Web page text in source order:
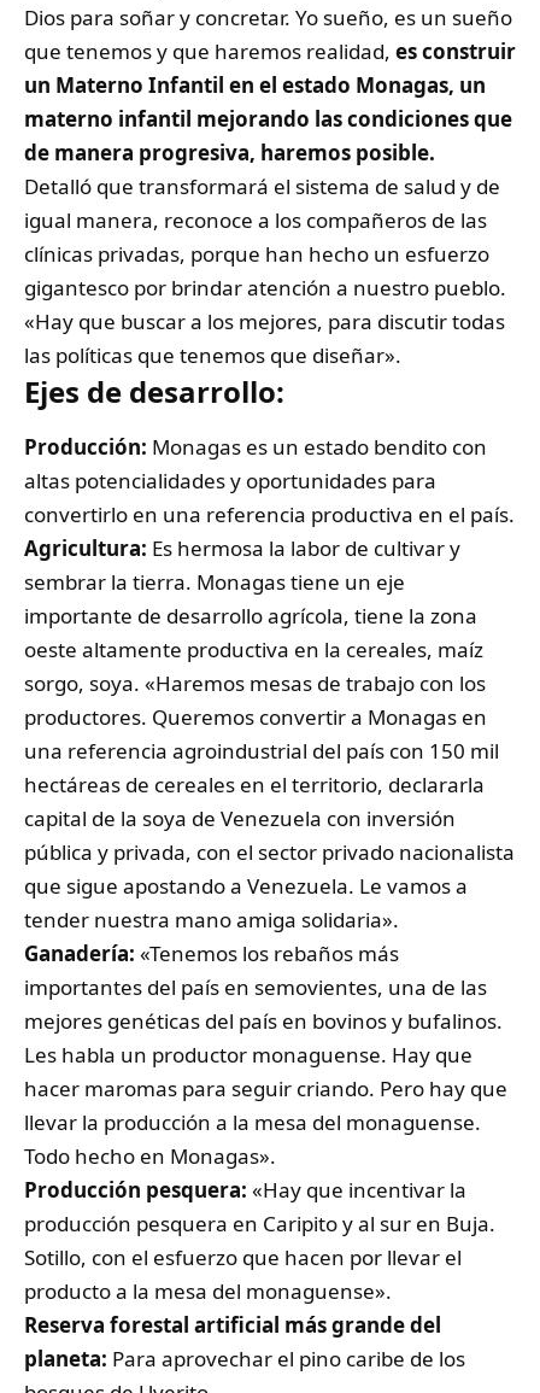
Dios para soñar y concretar. Yo sueño, es un sueño
que tenemos y que haremos realidad, es construir
un Materno Infantil en el estado Monagas, un
materno infantil mejorando las condiciones que
de manera progresiva, haremos posible.
Detalló que transformará el sistema de salud y de
igual manera, reconoce a los compañeros de las
clínicas privadas, porque han hecho un esfuerzo
gigantesco por brindar atención a nuestro pueblo.
«Hay que buscar a los mejores, para discutir todas
las políticas que tenemos que diseñar».
Ejes de desarrollo:
Producción: Monagas es un estado bendito con
altas potencialidades y oportunidades para
convertirlo en una referencia productiva en el país.
Agricultura: Es hermosa la labor de cultivar y
sembrar la tierra. Monagas tiene un eje
importante de desarrollo agrícola, tiene la zona
oeste altamente productiva en la cereales, maíz
sorgo, soya. «Haremos mesas de trabajo con los
productores. Queremos convertir a Monagas en
una referencia agroindustrial del país con 150 mil
hectáreas de cereales en el territorio, declararla
capital de la soya de Venezuela con inversión
pública y privada, con el sector privado nacionalista
que sigue apostando a Venezuela. Le vamos a
tender nuestra mano amiga solidaria».
Ganadería: «Tenemos los rebaños más
importantes del país en semovientes, una de las
mejores genéticas del país en bovinos y bufalinos.
Les habla un productor monaguense. Hay que
hacer maromas para seguir criando. Pero hay que
llevar la producción a la mesa del monaguense.
Todo hecho en Monagas».
Producción pesquera: «Hay que incentivar la
producción pesquera en Caripito y al sur en Buja.
Sotillo, con el esfuerzo que hacen por llevar el
producto a la mesa del monaguense».
Reserva forestal artificial más grande del
planeta: Para aprovechar el pino caribe de los